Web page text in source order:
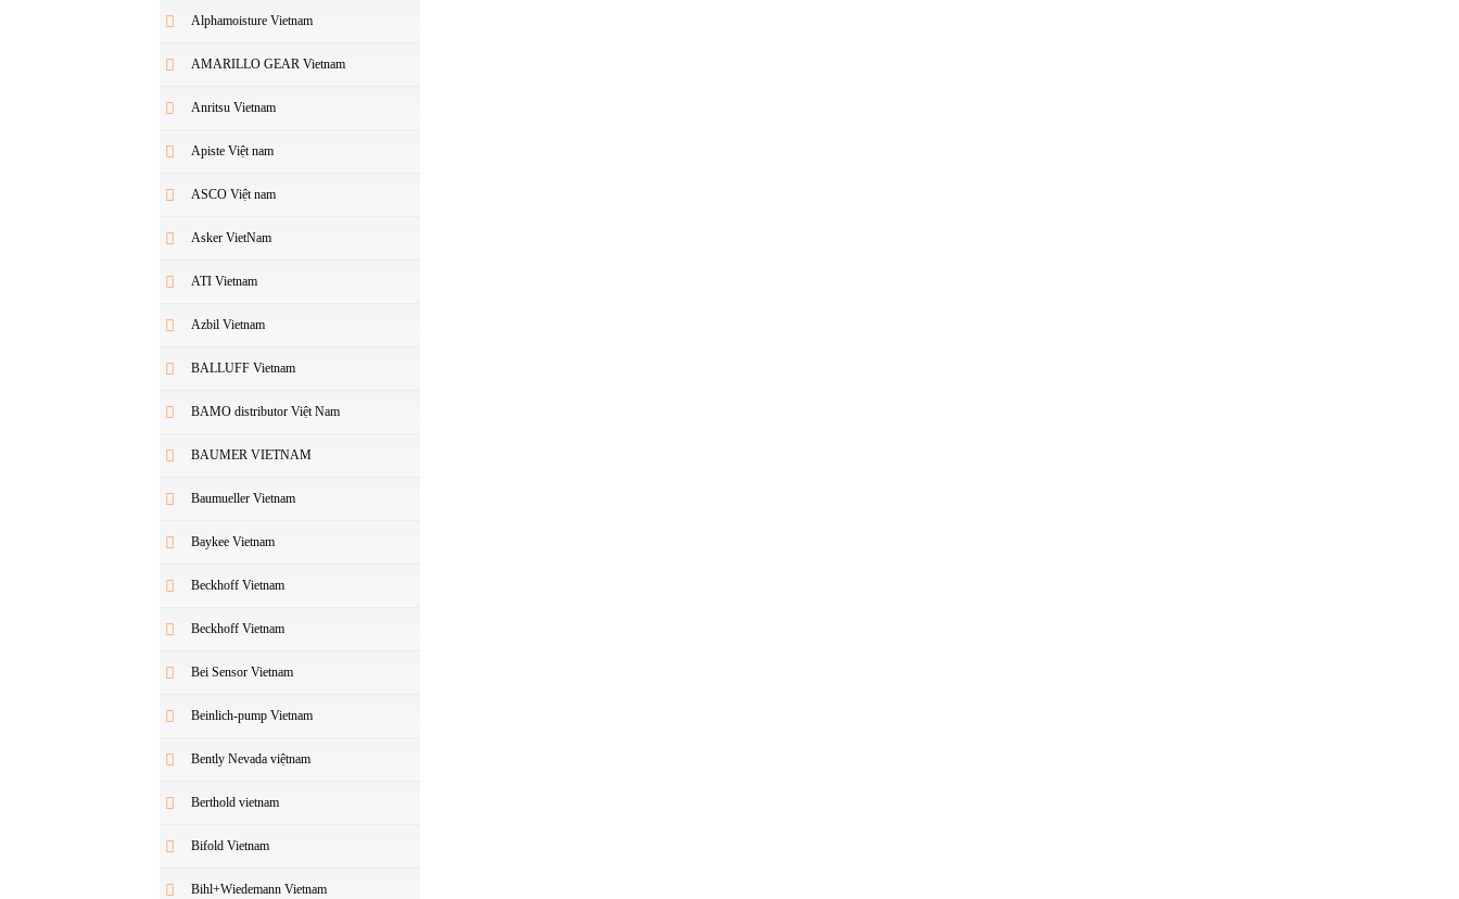
Alphamoisture Vietnam
AMARILLO GEAR Vietnam
Anritsu Vietnam
Apiste Việt nam
ASCO Việt nam
Asker VietNam
ATI Vietnam
Azbil Vietnam
BALLUFF Vietnam
BAMO distributor Việt Nam
BAUMER VIETNAM
Baumueller Vietnam
Baykee Vietnam
Beckhoff Vietnam
Beckhoff Vietnam
Bei Sensor Vietnam
Beinlich-pump Vietnam
Bently Nevada việtnam
Berthold vietnam
Bifold Vietnam
Bihl+Wiedemann Vietnam